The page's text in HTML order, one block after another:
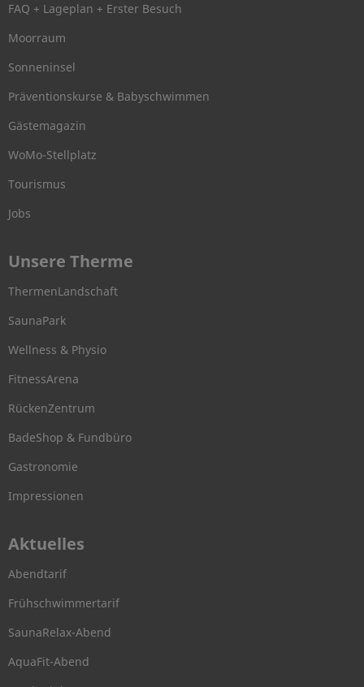
FAQ + Lageplan + Erster Besuch
Moorraum
Sonneninsel
Präventionskurse & Babyschwimmen
Gästemagazin
WoMo-Stellplatz
Tourismus
Jobs
Unsere Therme
ThermenLandschaft
SaunaPark
Wellness & Physio
FitnessArena
RückenZentrum
BadeShop & Fundbüro
Gastronomie
Impressionen
Aktuelles
Abendtarif
Frühschwimmertarif
SaunaRelax-Abend
AquaFit-Abend